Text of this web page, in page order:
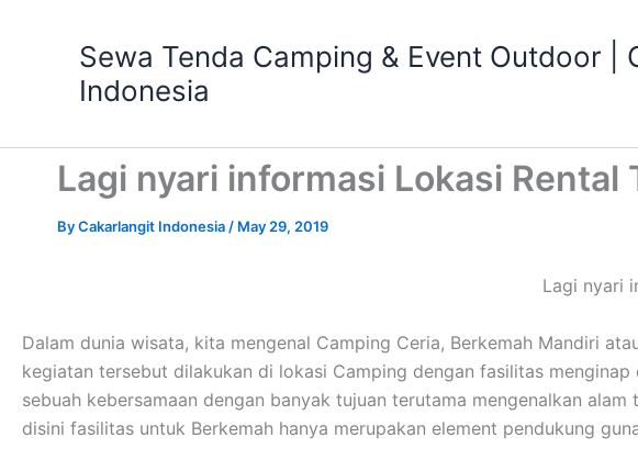
Sewa Tenda Camping & Event Outdoor |
Indonesia
Lagi nyari informasi Lokasi Rental
ByCakarlangit Indonesia / May 29, 2019
Lagi nyari
Dalam dunia wisata, kita mengenal Camping Ceria, Berkemah Mandiri
kegiatan tersebut dilakukan di lokasi Camping dengan fasilitas
sebuah kebersamaan dengan banyak tujuan terutama mengenalkan
disini fasilitas untuk Berkemah hanya merupakan element pendukung